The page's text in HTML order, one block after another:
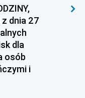
z dnia 27
dla
osób
i